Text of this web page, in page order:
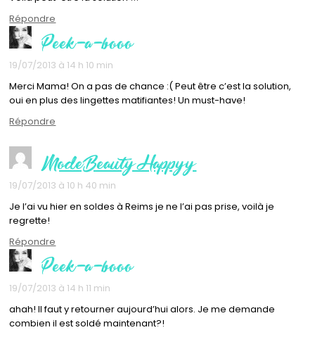
Répondre
Peek-a-booo
19/07/2013 à 14 h 10 min
Merci Mama! On a pas de chance :( Peut être c’est la solution,
oui en plus des lingettes matifiantes! Un must-have!
Répondre
ModeBeautyHappyy
19/07/2013 à 10 h 40 min
Je l’ai vu hier en soldes à Reims je ne l’ai pas prise, voilà je
regrette!
Répondre
Peek-a-booo
19/07/2013 à 14 h 11 min
ahah! Il faut y retourner aujourd’hui alors. Je me demande
combien il est soldé maintenant?!